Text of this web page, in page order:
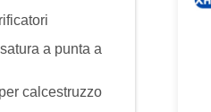
a punta a
calcestruzzo